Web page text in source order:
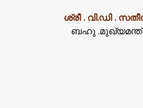
ശ്രീ . വി.ഡി .
ബഹു